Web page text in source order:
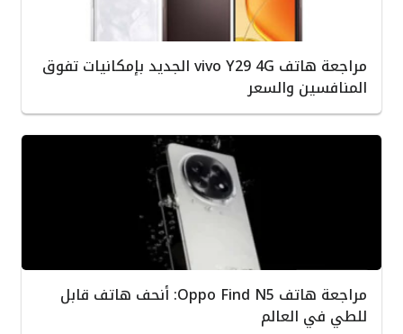
مراجعة هاتف vivo Y29 4G الجديد بإمكانيات تفوق
المنافسين والسعر
مراجعة هاتف Oppo Find N5: أنحف هاتف قابل
للطي في العالم